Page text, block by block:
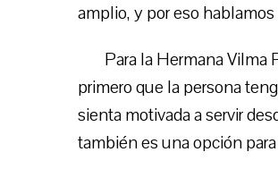
amplio, y por eso
Para la Hermana Vilma
primero que la persona
sienta motivada a servir
también es una opción